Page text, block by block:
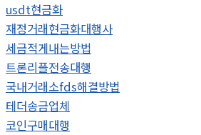
usdt현금화
재정거래현금화대행사
세금적게내는방법
트론리플전송대행
국내거래소fds해결방법
테더송금업체
코인구매대행